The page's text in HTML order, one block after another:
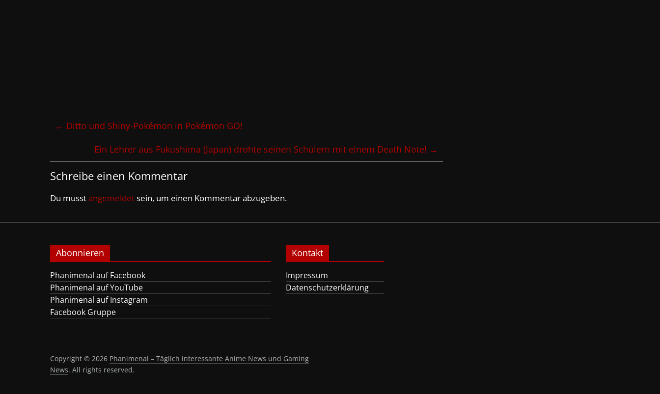
← Ditto und Shiny-Pokémon in Pokémon GO!
Ein Lehrer aus Fukushima (Japan) drohte seinen Schülern mit einem Death Note! →
Schreibe einen Kommentar
Du musstangemeldetsein, um einen Kommentar abzugeben.
Abonnieren
Phanimenal auf Facebook
Phanimenal auf YouTube
Phanimenal auf Instagram
Facebook Gruppe
Kontakt
Impressum
Datenschutzerklärung
Copyright © 2026 Phanimenal – Täglich interessante Anime News und Gaming
News. All rights reserved.